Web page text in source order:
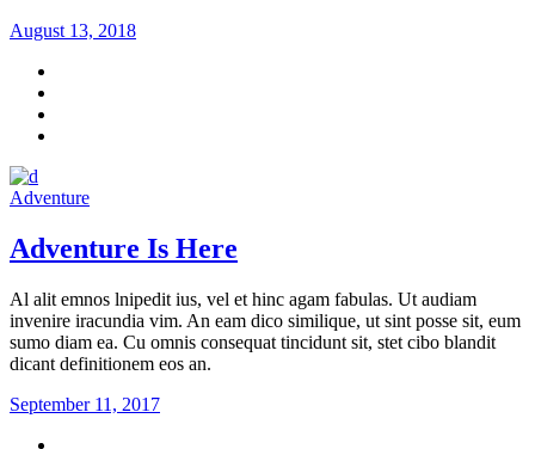
August 13, 2018
Adventure
Adventure Is Here
Al alit emnos lnipedit ius, vel et hinc agam fabulas. Ut audiam
invenire iracundia vim. An eam dico similique, ut sint posse sit, eum
sumo diam ea. Cu omnis consequat tincidunt sit, stet cibo blandit
dicant definitionem eos an.
September 11, 2017